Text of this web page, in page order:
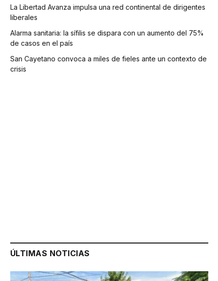
La Libertad Avanza impulsa una red continental de dirigentes
liberales
Alarma sanitaria: la sífilis se dispara con un aumento del 75%
de casos en el país
San Cayetano convoca a miles de fieles ante un contexto de
crisis
ÚLTIMAS NOTICIAS